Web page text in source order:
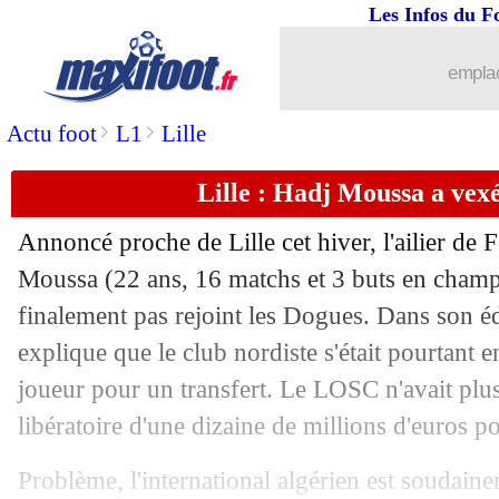
Actu foot> L1 > Lille
Les Infos du
Lille : Hadj Moussa a
Annoncé proche de Lille cet hiver, l'ailier de
Moussa (22 ans, 16 matchs et 3 buts en
finalement pas rejoint les Dogues. Dans son
explique que le club nordiste s'était pourtant
joueur pour un transfert. Le LOSC n'avait
libératoire d'une dizaine de millions d'euros
Problème, l'international algérien est
Al Hilal
06/02 PSG
06/02 Stade Briochin: Boudin raconte son
06/02 OM : Benatia ne se voit pas rester
06/02 Real: ça a chauffé entre Modric et
06/02 Barça : Nico Gonzalez va rapporter
06/02 Divers: Marcelo arrête sa carrière
06/02 Monaco: Michal prolonge jusqu'en